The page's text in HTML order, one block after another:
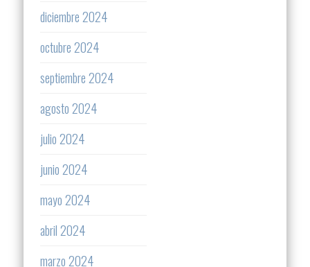
diciembre 2024
octubre 2024
septiembre 2024
agosto 2024
julio 2024
junio 2024
mayo 2024
abril 2024
marzo 2024